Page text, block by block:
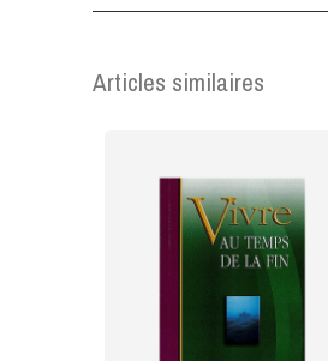
Articles similaires